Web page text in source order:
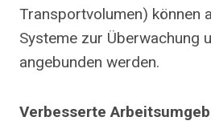
Transportvolumen) können
Systeme zur Überwachung
angebunden werden.
Verbesserte